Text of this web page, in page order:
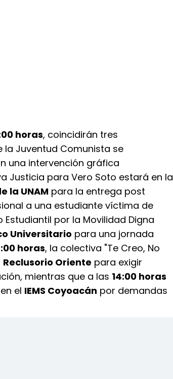
horas, coincidirán tres
la Juventud Comunista se
una intervención gráfica
Justicia para Vero Soto estará en la
la UNAM para la entrega post
a una estudiante víctima de
por la Movilidad Digna
Universitario para una jornada
horas, la colectiva "Te Creo, No
Reclusorio Oriente para exigir
mientras que a las 14:00 horas
el IEMS Coyoacán por demandas